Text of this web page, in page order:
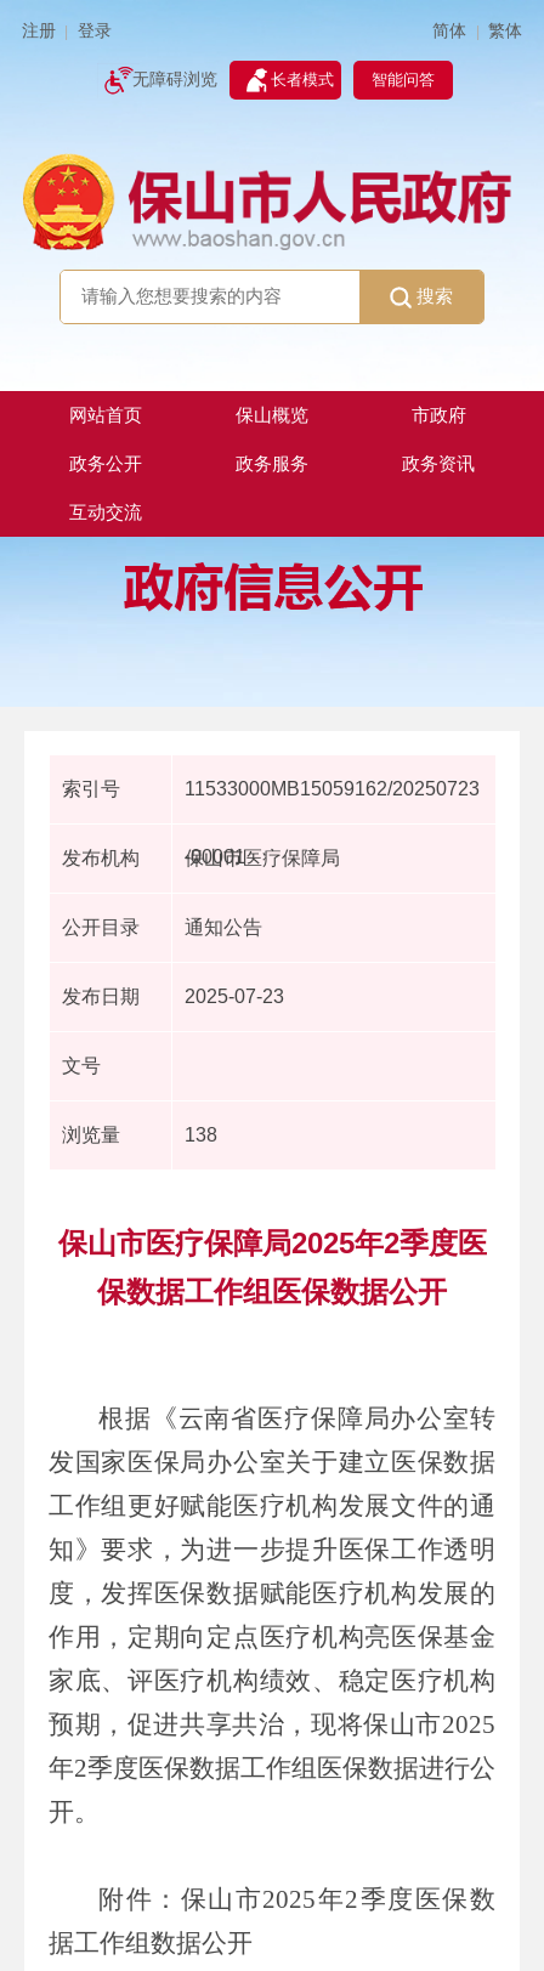
注册 登录 简体 | 繁体
无障碍浏览 长者模式 智能问答
搜索
网站首页 保山概览 市政府
政务公开 政务服务 政务资讯
互动交流
索引号 11533000MB15059162/20250723
-00001
发布机构 保山市医疗保障局
公开目录 通知公告
发布日期 2025-07-23
文号
浏览量 138
保山市医疗保障局2025年2季度医
保数据工作组医保数据公开
根据《云南省医疗保障局办公室转
发国家医保局办公室关于建立医保数据
工作组更好赋能医疗机构发展文件的通
知》要求，为进一步提升医保工作透明
度，发挥医保数据赋能医疗机构发展的
作用，定期向定点医疗机构亮医保基金
家底、评医疗机构绩效、稳定医疗机构
预期，促进共享共治，现将保山市2025
年2季度医保数据工作组医保数据进行公
开。
附件：保山市2025年2季度医保数
据工作组数据公开